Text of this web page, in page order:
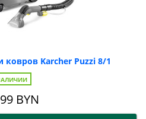
ковров Karcher Puzzi 8/1
BYN